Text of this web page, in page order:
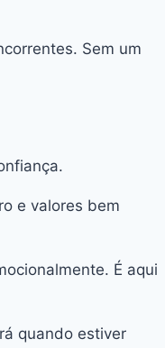
Sem um
e valores bem
É aqui
quando estiver